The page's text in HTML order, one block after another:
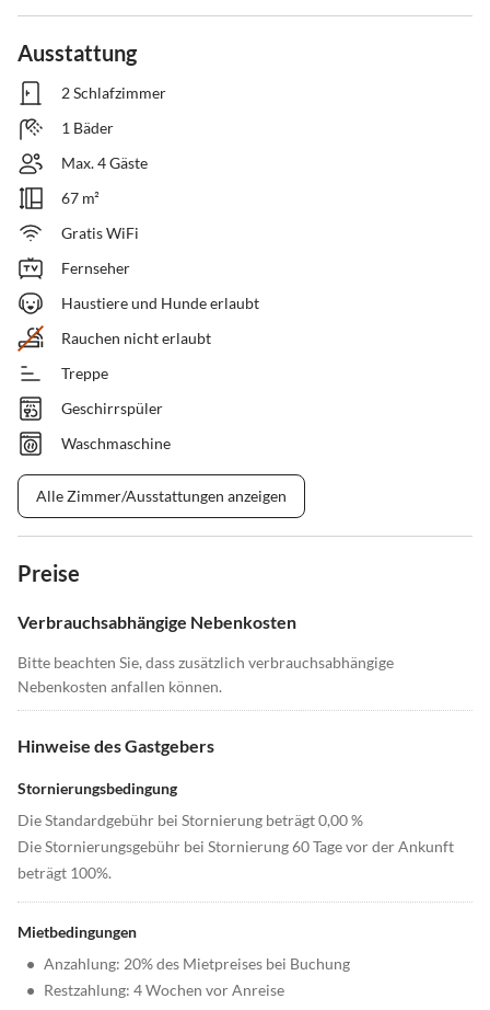
Ausstattung
2 Schlafzimmer
1 Bäder
Max. 4 Gäste
67 m²
Gratis WiFi
Fernseher
Haustiere und Hunde erlaubt
Rauchen nicht erlaubt
Treppe
Geschirrspüler
Waschmaschine
Alle Zimmer/Ausstattungen anzeigen
Preise
Verbrauchsabhängige Nebenkosten
Bitte beachten Sie, dass zusätzlich verbrauchsabhängige
Nebenkosten anfallen können.
Hinweise des Gastgebers
Stornierungsbedingung
Die Standardgebühr bei Stornierung beträgt 0,00 %
Die Stornierungsgebühr bei Stornierung 60 Tage vor der Ankunft
beträgt 100%.
Mietbedingungen
• Anzahlung: 20% des Mietpreises bei Buchung
• Restzahlung: 4 Wochen vor Anreise